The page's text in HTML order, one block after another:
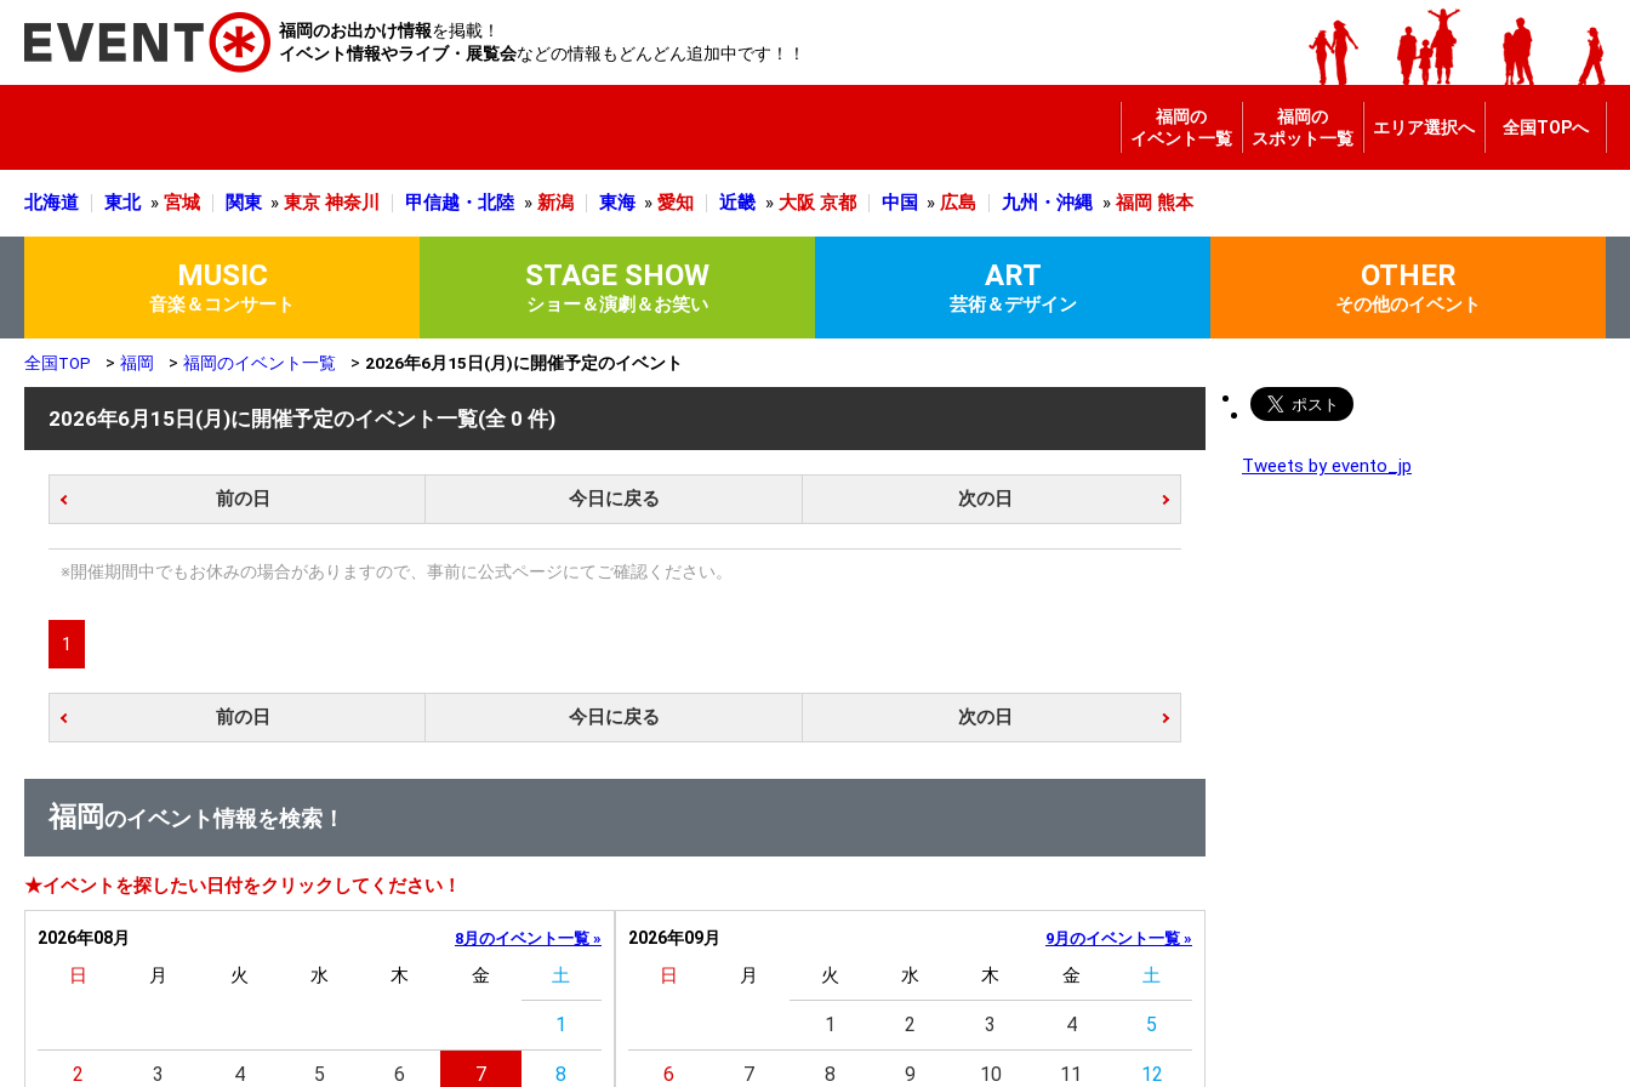
福岡のお出かけ情報を掲載！
イベント情報やライブ・展覧会などの情報もどんどん追加中です！！
福岡の
イベント一覧
福岡の
スポット一覧
エリア選択へ 全国TOPへ
北海道 東北 » 宮城 関東 » 東京 神奈川 甲信越・北陸 » 新潟 東海 » 愛知 近畿 » 大阪 京都 中国 » 広島 九州・沖縄 » 福岡 熊本
MUSIC
音楽＆コンサート
STAGE SHOW
ショー＆演劇＆お笑い
ART
芸術＆デザイン
OTHER
その他のイベント
全国TOP 福岡 福岡のイベント一覧 2026年6月15日(月)に開催予定のイベント
2026年6月15日(月)に開催予定のイベント一覧(全 0 件)
前の日 今日に戻る 次の日
※開催期間中でもお休みの場合がありますので、事前に公式ページにてご確認ください。
1
前の日 今日に戻る 次の日
福岡のイベント情報を検索！
★イベントを探したい日付をクリックしてください！
2026年08月 8月のイベント一覧 »
日 月 火 水 木 金 土
1
2 3 4 5 6 7 8
2026年09月 9月のイベント一覧 »
日 月 火 水 木 金 土
1 2 3 4 5
6 7 8 9 10 11 12
Tweets by evento_jp